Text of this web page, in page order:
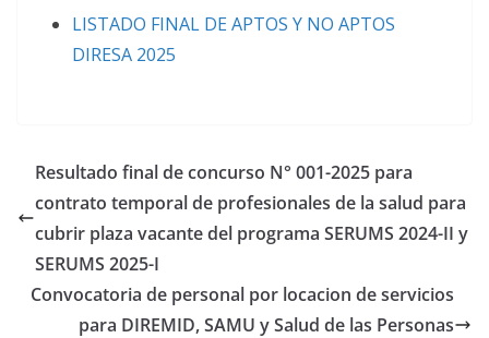
LISTADO FINAL DE APTOS Y NO APTOS
DIRESA 2025
Resultado final de concurso N° 001-2025 para
contrato temporal de profesionales de la salud para
cubrir plaza vacante del programa SERUMS 2024-II y
SERUMS 2025-I
Convocatoria de personal por locacion de servicios
para DIREMID, SAMU y Salud de las Personas